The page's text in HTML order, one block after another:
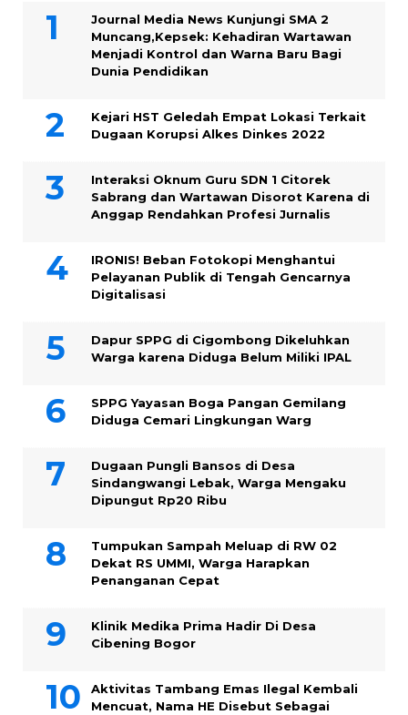
Journal Media News Kunjungi SMA 2
Muncang,Kepsek: Kehadiran Wartawan
Menjadi Kontrol dan Warna Baru Bagi
Dunia Pendidikan
Kejari HST Geledah Empat Lokasi Terkait
Dugaan Korupsi Alkes Dinkes 2022
Interaksi Oknum Guru SDN 1 Citorek
Sabrang dan Wartawan Disorot Karena di
Anggap Rendahkan Profesi Jurnalis
IRONIS! Beban Fotokopi Menghantui
Pelayanan Publik di Tengah Gencarnya
Digitalisasi
Dapur SPPG di Cigombong Dikeluhkan
Warga karena Diduga Belum Miliki IPAL
SPPG Yayasan Boga Pangan Gemilang
Diduga Cemari Lingkungan Warg
Dugaan Pungli Bansos di Desa
Sindangwangi Lebak, Warga Mengaku
Dipungut Rp20 Ribu
Tumpukan Sampah Meluap di RW 02
Dekat RS UMMI, Warga Harapkan
Penanganan Cepat
Klinik Medika Prima Hadir Di Desa
Cibening Bogor
Aktivitas Tambang Emas Ilegal Kembali
Mencuat, Nama HE Disebut Sebagai